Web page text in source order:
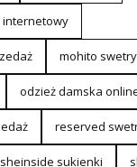
mohito swetry
odzież damska
reserved
sheinside sukienki